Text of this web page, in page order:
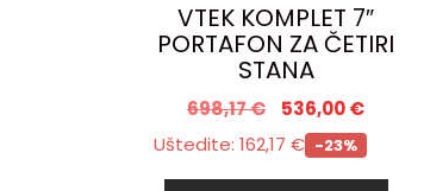
VTEK KOMPLET 7″
PORTAFON ZA ČETIRI
STANA
698,17€ 536,00€
Uštedite: 162,17 € -23%